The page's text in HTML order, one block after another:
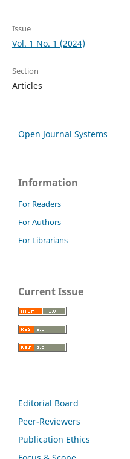
Issue
Vol. 1 No. 1 (2024)
Section
Articles
Open Journal Systems
Information
For Readers
For Authors
For Librarians
Current Issue
Editorial Board
Peer-Reviewers
Publication Ethics